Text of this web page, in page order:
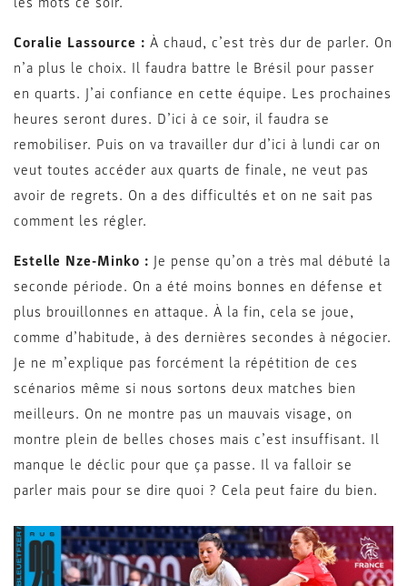
Coralie Lassource : À chaud, c’est très dur de parler. On
n’a plus le choix. Il faudra battre le Brésil pour passer
en quarts. J’ai confiance en cette équipe. Les prochaines
heures seront dures. D’ici à ce soir, il faudra se
remobiliser. Puis on va travailler dur d’ici à lundi car on
veut toutes accéder aux quarts de finale, ne veut pas
avoir de regrets. On a des difficultés et on ne sait pas
comment les régler.
Estelle Nze-Minko : Je pense qu’on a très mal débuté la
seconde période. On a été moins bonnes en défense et
plus brouillonnes en attaque. À la fin, cela se joue,
comme d’habitude, à des dernières secondes à négocier.
Je ne m’explique pas forcément la répétition de ces
scénarios même si nous sortons deux matches bien
meilleurs. On ne montre pas un mauvais visage, on
montre plein de belles choses mais c’est insuffisant. Il
manque le déclic pour que ça passe. Il va falloir se
parler mais pour se dire quoi ? Cela peut faire du bien.